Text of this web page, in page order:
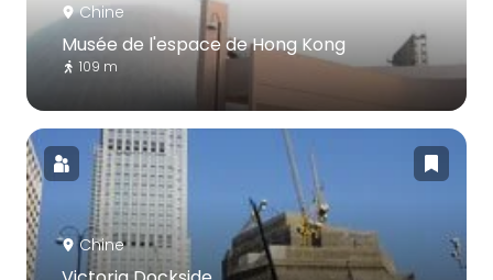
Chine
Musée de l'espace de Hong Kong
109 m
Chine